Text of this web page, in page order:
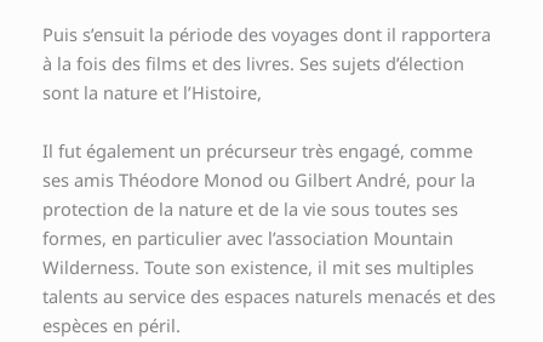
Puis s’ensuit la période des voyages dont il rapportera
à la fois des films et des livres. Ses sujets d’élection
sont la nature et l’Histoire,
Il fut également un précurseur très engagé, comme
ses amis Théodore Monod ou Gilbert André, pour la
protection de la nature et de la vie sous toutes ses
formes, en particulier avec l’association Mountain
Wilderness. Toute son existence, il mit ses multiples
talents au service des espaces naturels menacés et des
espèces en péril.